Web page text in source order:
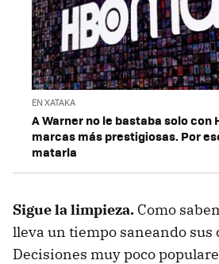
EN XATAKA
A Warner no le bastaba solo con
marcas más prestigiosas. Por
matarla
Sigue la limpieza. Como
lleva un tiempo saneando sus
Decisiones muy poco